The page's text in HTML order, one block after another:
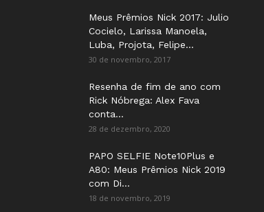
Meus Prêmios Nick 2017: Julio
Cocielo, Larissa Manoela,
Luba, Projota, Felipe...
30 de novembro, 2017
Resenha de fim de ano com
Rick Nóbrega: Alex Fava
conta...
28 de dezembro, 2020
PAPO SELFIE Note10Plus e
A80: Meus Prêmios Nick 2019
com Di...
18 de novembro, 2019